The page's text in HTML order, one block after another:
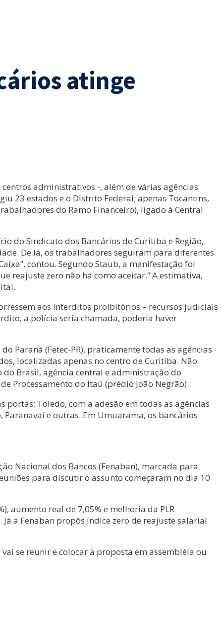
atinge
administrativos -, além de várias agências
23 estados e o Distrito Federal; apenas Tocantins,
do Ramo Financeiro), ligado à Central
do Sindicato dos Bancários de Curitiba e Região,
De lá, os trabalhadores seguiram para diferentes
contou. Segundo Staub, a manifestação foi
reajuste zero não há como aceitar.” A estimativa,
aos interditos proibitórios – recursos judiciais
a polícia seria chamada, poderia haver
Paraná (Fetec-PR), praticamente todas as agências
localizadas apenas no centro de Curitiba. Não
Brasil, agência central e administração do
Processamento do Itaú (prédio João Negrão).
Toledo, com a adesão em todas as agências
e outras. Em Umuarama, os bancários
Nacional dos Bancos (Fenaban), marcada para
para discutir o assunto começaram no dia 10
aumento real de 7,05% e melhoria da PLR
a Fenaban propôs índice zero de reajuste salarial
se reunir e colocar a proposta em assembléia ou